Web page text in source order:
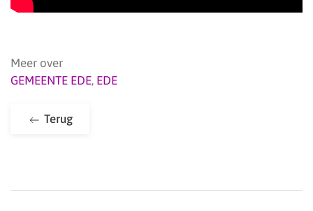
Meer over
GEMEENTE EDE, EDE
Terug